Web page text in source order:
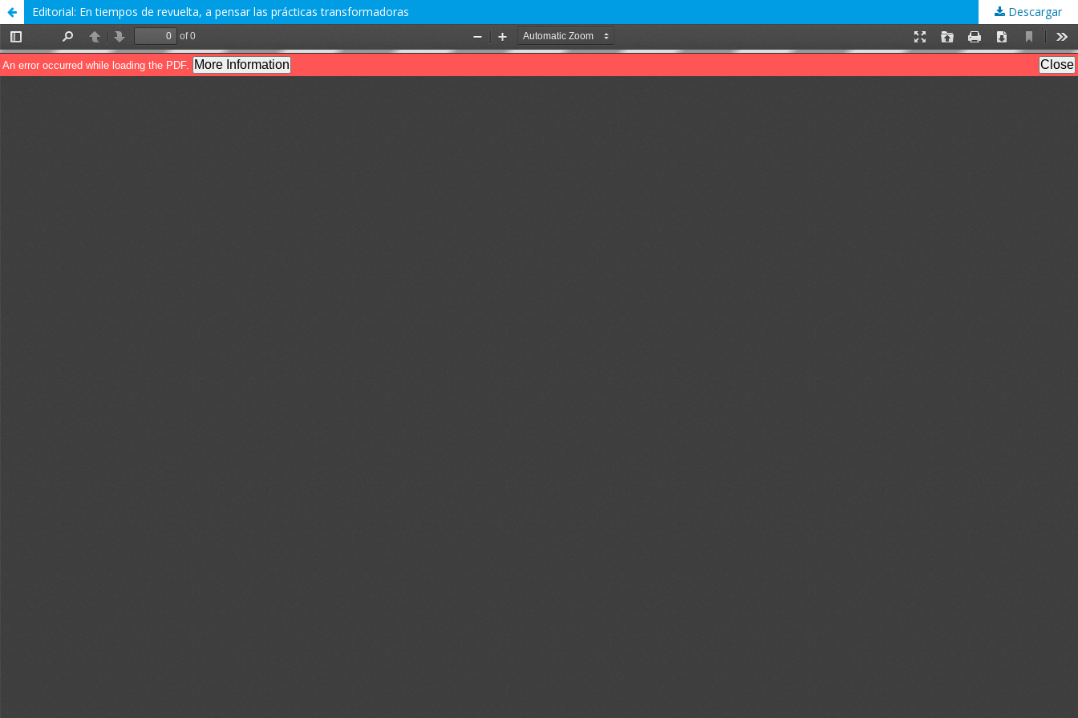
Editorial: En tiempos de revuelta, a pensar las prácticas transformadoras Descargar